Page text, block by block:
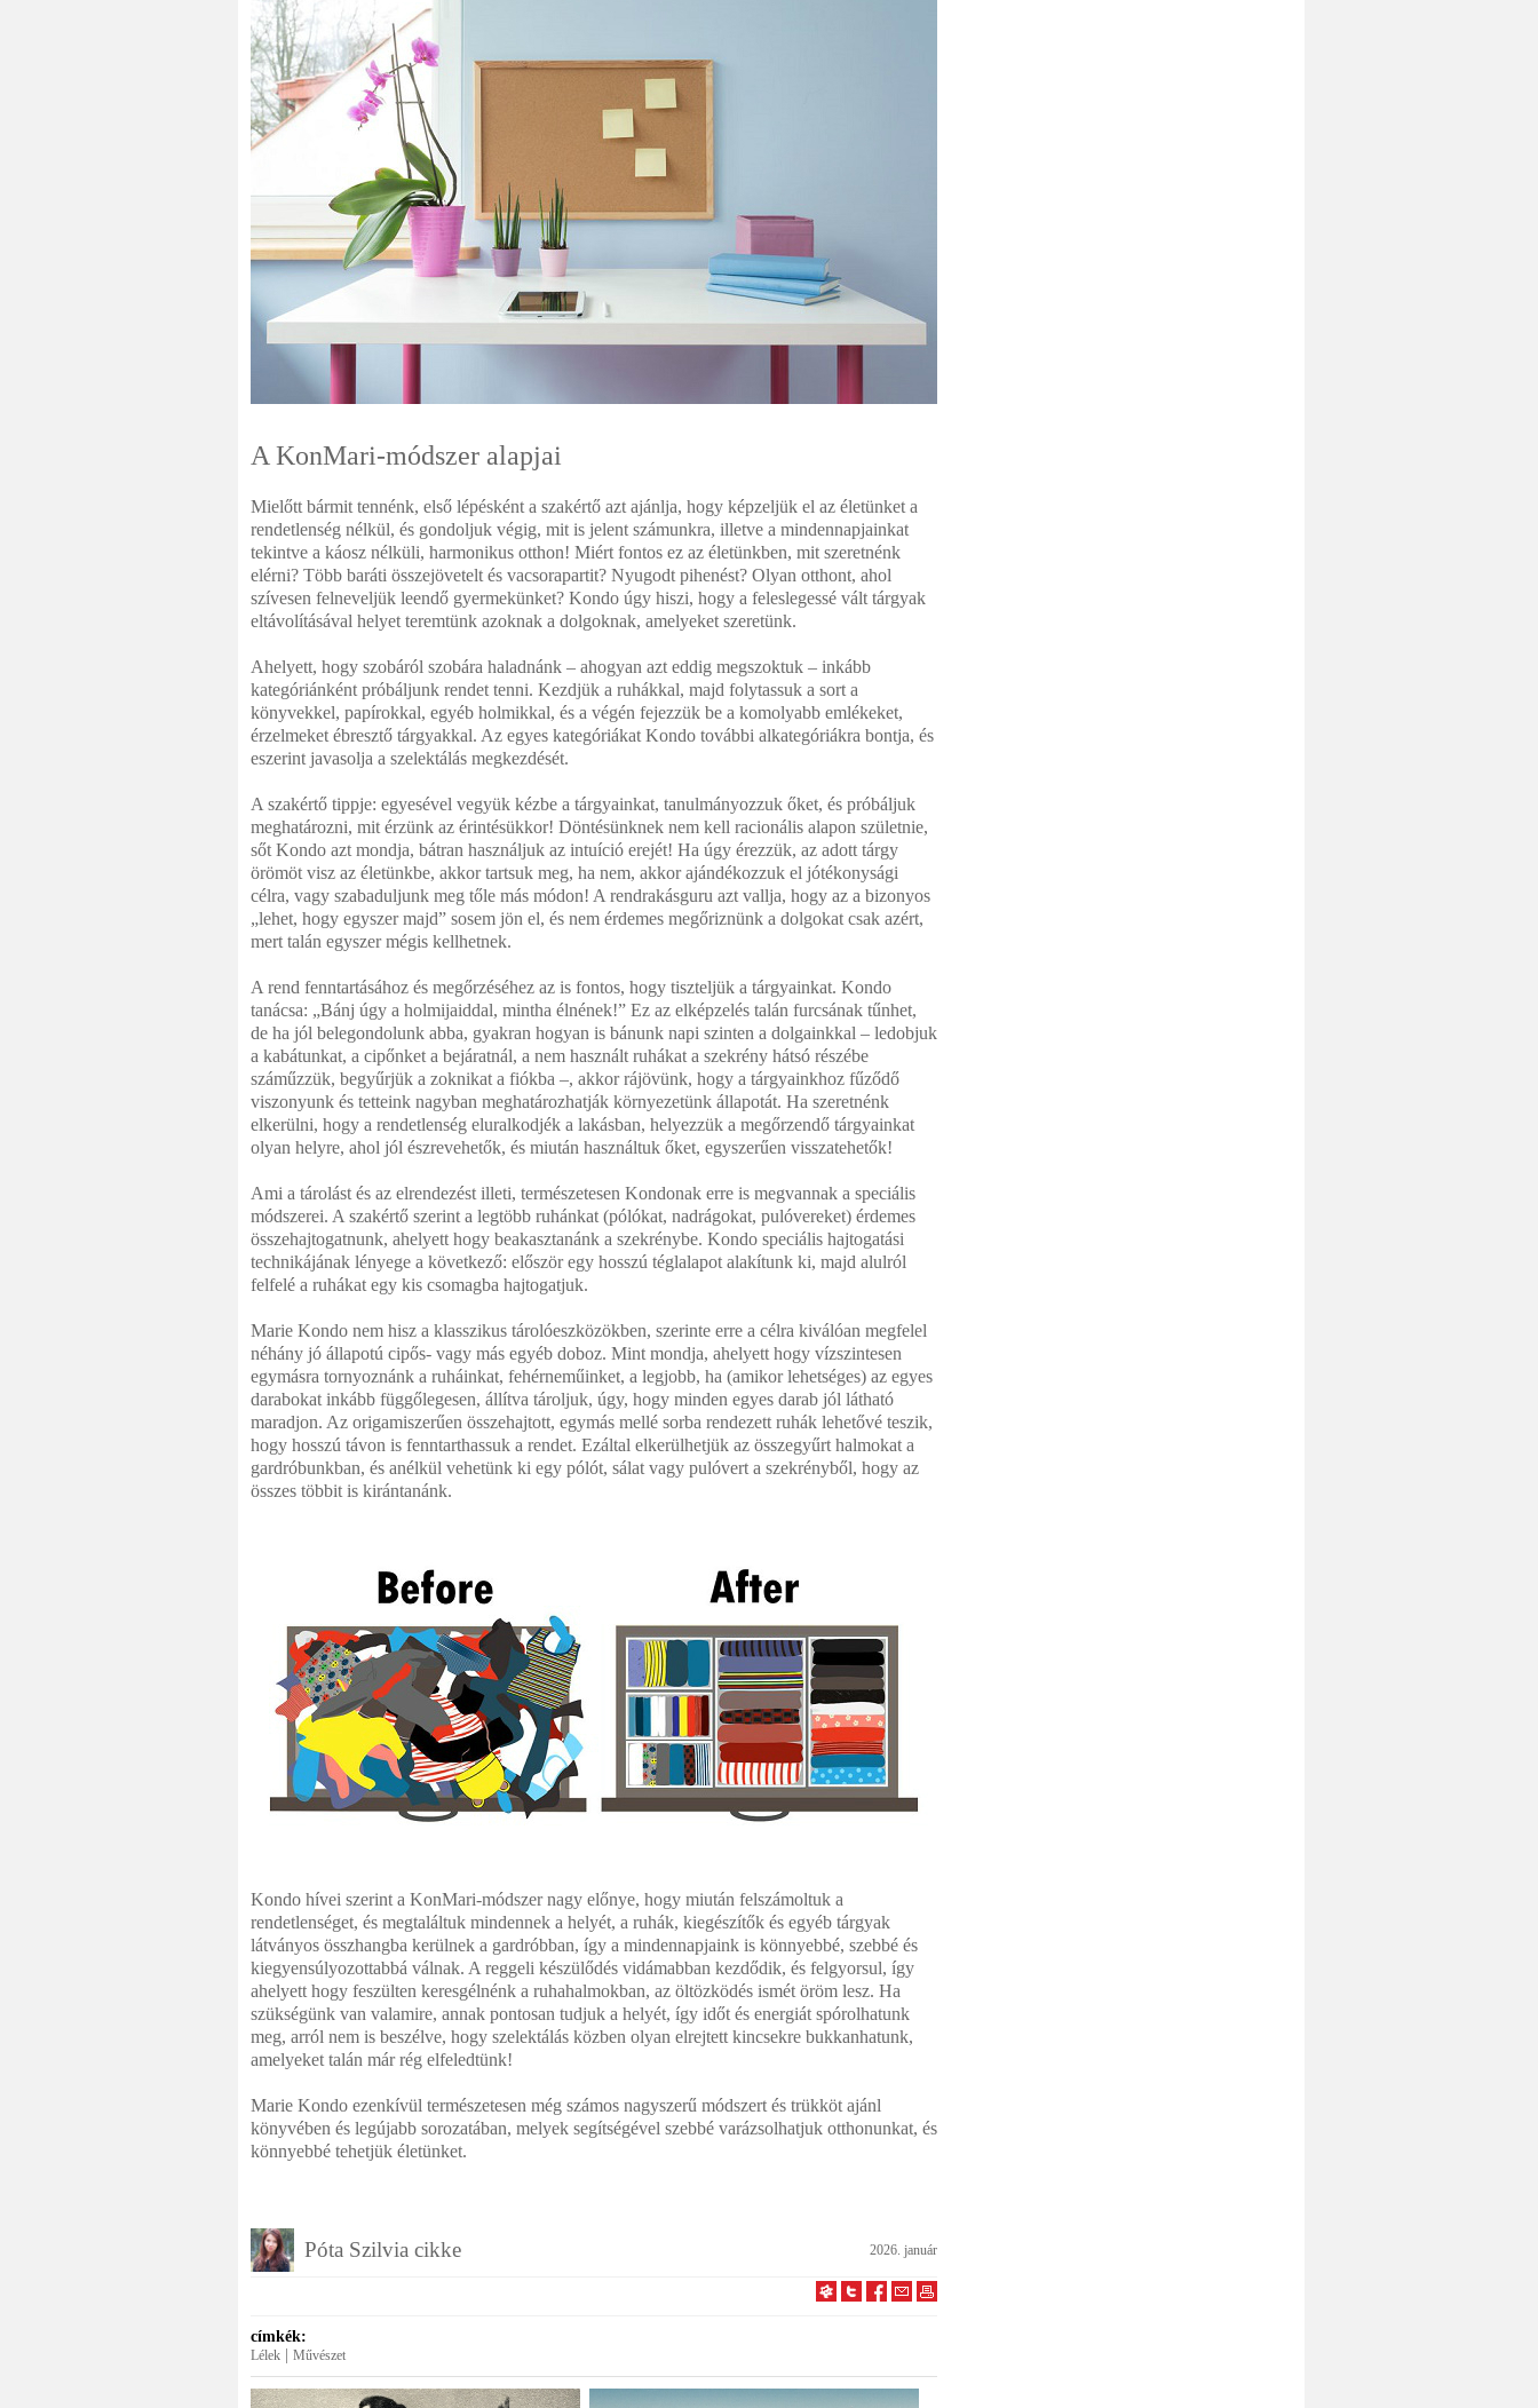
A KonMari-módszer alapjai
Mielőtt bármit tennénk, első lépésként a szakértő azt ajánlja, hogy képzeljük el az életünket a
rendetlenség nélkül, és gondoljuk végig, mit is jelent számunkra, illetve a mindennapjainkat
tekintve a káosz nélküli, harmonikus otthon! Miért fontos ez az életünkben, mit szeretnénk
elérni? Több baráti összejövetelt és vacsorapartit? Nyugodt pihenést? Olyan otthont, ahol
szívesen felneveljük leendő gyermekünket? Kondo úgy hiszi, hogy a feleslegessé vált tárgyak
eltávolításával helyet teremtünk azoknak a dolgoknak, amelyeket szeretünk.
Ahelyett, hogy szobáról szobára haladnánk – ahogyan azt eddig megszoktuk – inkább
kategóriánként próbáljunk rendet tenni. Kezdjük a ruhákkal, majd folytassuk a sort a
könyvekkel, papírokkal, egyéb holmikkal, és a végén fejezzük be a komolyabb emlékeket,
érzelmeket ébresztő tárgyakkal. Az egyes kategóriákat Kondo további alkategóriákra bontja, és
eszerint javasolja a szelektálás megkezdését.
A szakértő tippje: egyesével vegyük kézbe a tárgyainkat, tanulmányozzuk őket, és próbáljuk
meghatározni, mit érzünk az érintésükkor! Döntésünknek nem kell racionális alapon születnie,
sőt Kondo azt mondja, bátran használjuk az intuíció erejét! Ha úgy érezzük, az adott tárgy
örömöt visz az életünkbe, akkor tartsuk meg, ha nem, akkor ajándékozzuk el jótékonysági
célra, vagy szabaduljunk meg tőle más módon! A rendrakásguru azt vallja, hogy az a bizonyos
„lehet, hogy egyszer majd” sosem jön el, és nem érdemes megőriznünk a dolgokat csak azért,
mert talán egyszer mégis kellhetnek.
A rend fenntartásához és megőrzéséhez az is fontos, hogy tiszteljük a tárgyainkat. Kondo
tanácsa: „Bánj úgy a holmijaiddal, mintha élnének!” Ez az elképzelés talán furcsának tűnhet,
de ha jól belegondolunk abba, gyakran hogyan is bánunk napi szinten a dolgainkkal – ledobjuk
a kabátunkat, a cipőnket a bejáratnál, a nem használt ruhákat a szekrény hátsó részébe
száműzzük, begyűrjük a zoknikat a fiókba –, akkor rájövünk, hogy a tárgyainkhoz fűződő
viszonyunk és tetteink nagyban meghatározhatják környezetünk állapotát. Ha szeretnénk
elkerülni, hogy a rendetlenség eluralkodjék a lakásban, helyezzük a megőrzendő tárgyainkat
olyan helyre, ahol jól észrevehetők, és miután használtuk őket, egyszerűen visszatehetők!
Ami a tárolást és az elrendezést illeti, természetesen Kondonak erre is megvannak a speciális
módszerei. A szakértő szerint a legtöbb ruhánkat (pólókat, nadrágokat, pulóvereket) érdemes
összehajtogatnunk, ahelyett hogy beakasztanánk a szekrénybe. Kondo speciális hajtogatási
technikájának lényege a következő: először egy hosszú téglalapot alakítunk ki, majd alulról
felfelé a ruhákat egy kis csomagba hajtogatjuk.
Marie Kondo nem hisz a klasszikus tárolóeszközökben, szerinte erre a célra kiválóan megfelel
néhány jó állapotú cipős- vagy más egyéb doboz. Mint mondja, ahelyett hogy vízszintesen
egymásra tornyoznánk a ruháinkat, fehérneműinket, a legjobb, ha (amikor lehetséges) az egyes
darabokat inkább függőlegesen, állítva tároljuk, úgy, hogy minden egyes darab jól látható
maradjon. Az origamiszerűen összehajtott, egymás mellé sorba rendezett ruhák lehetővé teszik,
hogy hosszú távon is fenntarthassuk a rendet. Ezáltal elkerülhetjük az összegyűrt halmokat a
gardróbunkban, és anélkül vehetünk ki egy pólót, sálat vagy pulóvert a szekrényből, hogy az
összes többit is kirántanánk.
Kondo hívei szerint a KonMari-módszer nagy előnye, hogy miután felszámoltuk a
rendetlenséget, és megtaláltuk mindennek a helyét, a ruhák, kiegészítők és egyéb tárgyak
látványos összhangba kerülnek a gardróbban, így a mindennapjaink is könnyebbé, szebbé és
kiegyensúlyozottabbá válnak. A reggeli készülődés vidámabban kezdődik, és felgyorsul, így
ahelyett hogy feszülten keresgélnénk a ruhahalmokban, az öltözködés ismét öröm lesz. Ha
szükségünk van valamire, annak pontosan tudjuk a helyét, így időt és energiát spórolhatunk
meg, arról nem is beszélve, hogy szelektálás közben olyan elrejtett kincsekre bukkanhatunk,
amelyeket talán már rég elfeledtünk!
Marie Kondo ezenkívül természetesen még számos nagyszerű módszert és trükköt ajánl
könyvében és legújabb sorozatában, melyek segítségével szebbé varázsolhatjuk otthonunkat, és
könnyebbé tehetjük életünket.
Póta Szilvia cikke 2026. január
címkék:
Lélek Művészet